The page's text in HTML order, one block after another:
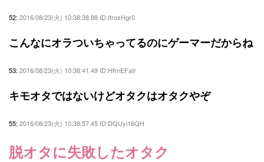
52: 2016/08/23(火) 10:38:38.88 ID:IfrosHgr0
こんなにオラついちゃってるのにゲーマーだからね
53: 2016/08/23(火) 10:38:41.49 ID:HfrnEFaIr
キモオタではないけどオタクはオタクやぞ
55: 2016/08/23(火) 10:38:57.45 ID:DQUyi16QH
脱オタに失敗したオタク